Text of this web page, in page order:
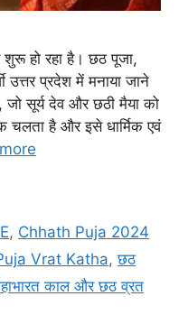
हो रहा है। छठ पूजा,
उत्तर प्रदेश में मनाया जाने
जो सूर्य देव और छठी मैया को
चलता है और इसे धार्मिक एवं
, Chhath Puja 2024
Vrat Katha,छठ
काल और छठ व्रत